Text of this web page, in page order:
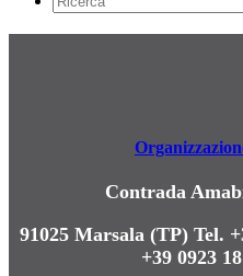
Contrada
91025 Marsala (TP)Tel.
+39 0923